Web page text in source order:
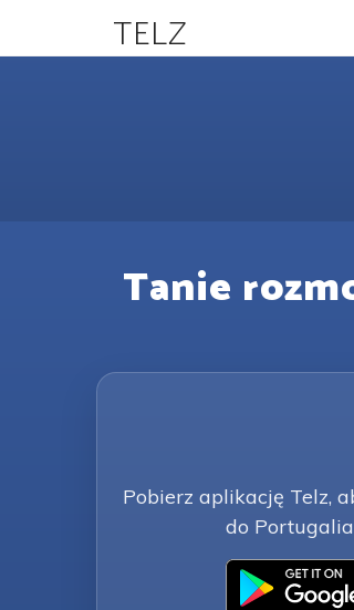
TELZ
Tanie
Pobierz aplikację Telz,
do